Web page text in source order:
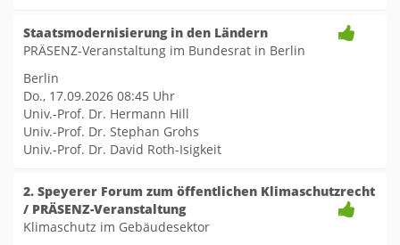
Staatsmodernisierung in den Ländern
PRÄSENZ-Veranstaltung im Bundesrat in Berlin
Berlin
Do., 17.09.2026 08:45 Uhr
Univ.-Prof. Dr. Hermann Hill
Univ.-Prof. Dr. Stephan Grohs
Univ.-Prof. Dr. David Roth-Isigkeit
2. Speyerer Forum zum öffentlichen Klimaschutzrecht
/ PRÄSENZ-Veranstaltung
Klimaschutz im Gebäudesektor